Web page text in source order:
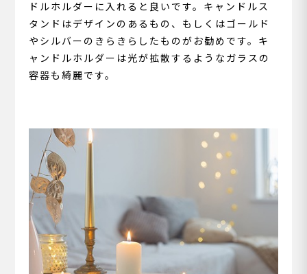
ドルホルダーに入れると良いです。キャンドルス
タンドはデザインのあるもの、もしくはゴールド
やシルバーのきらきらしたものがお勧めです。キ
ャンドルホルダーは光が拡散するようなガラスの
容器も綺麗です。